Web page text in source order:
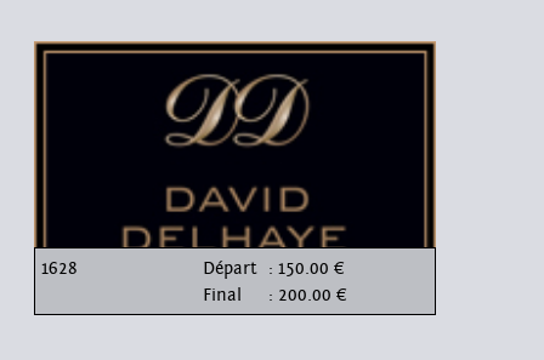
1628 Départ : 150.00 €
Final
: 200.00 €